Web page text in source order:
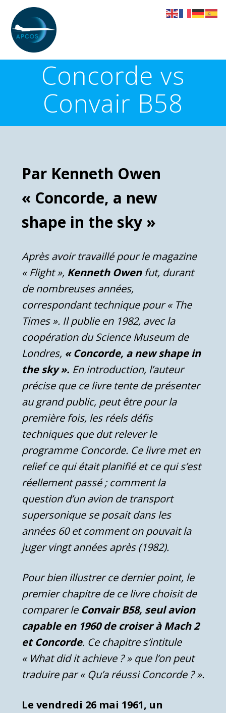
Concorde vs
Convair B58
Par Kenneth Owen
« Concorde, a new
shape in the sky »
Après avoir travaillé pour le magazine
« Flight », Kenneth Owenfut, durant
de nombreuses années,
correspondant technique pour « The
Times ». Il publie en 1982, avec la
coopération du Science Museum de
Londres, « Concorde, a new shape in
the sky ». En introduction, l’auteur
précise que ce livre tente de présenter
au grand public, peut être pour la
première fois, les réels défis
techniques que dut relever le
programme Concorde. Ce livre met en
relief ce qui était planifié et ce qui s’est
réellement passé ; comment la
question d’un avion de transport
supersonique se posait dans les
années 60 et comment on pouvait la
juger vingt années après (1982).
Pour bien illustrer ce dernier point, le
premier chapitre de ce livre choisit de
comparer le Convair B58, seul avion
capable en 1960 de croiser à Mach 2
et Concorde. Ce chapitre s’intitule
« What did it achieve ? » que l’on peut
traduire par « Qu’a réussi Concorde ? ».
Le vendredi 26 mai 1961, un